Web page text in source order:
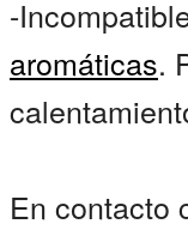
-
aromáticas.
En contacto